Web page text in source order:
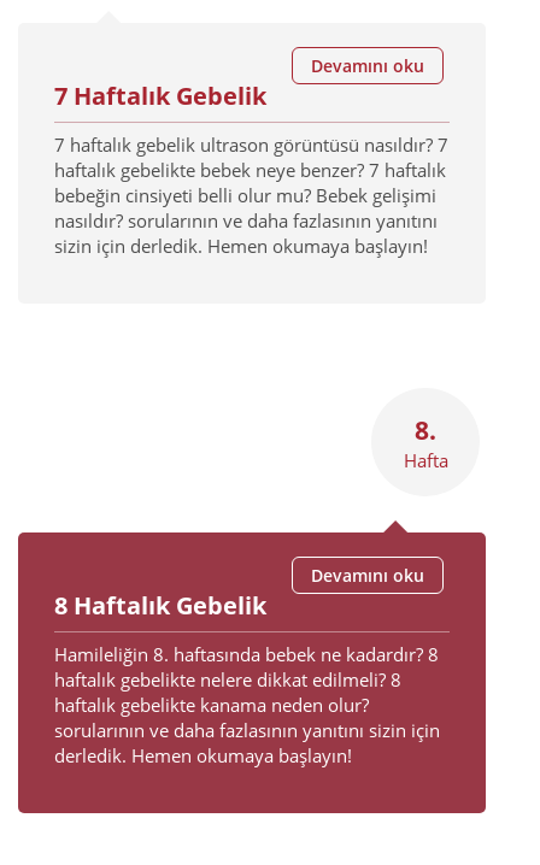
7 Haftalık Gebelik
7 haftalık gebelik ultrason görüntüsü nasıldır? 7
haftalık gebelikte bebek neye benzer? 7 haftalık
bebeğin cinsiyeti belli olur mu? Bebek gelişimi
nasıldır? sorularının ve daha fazlasının yanıtını
sizin için derledik. Hemen okumaya başlayın!
Devamını oku
8.
Hafta
8 Haftalık Gebelik
Hamileliğin 8. haftasında bebek ne kadardır? 8
haftalık gebelikte nelere dikkat edilmeli? 8
haftalık gebelikte kanama neden olur?
sorularının ve daha fazlasının yanıtını sizin için
derledik. Hemen okumaya başlayın!
Devamını oku